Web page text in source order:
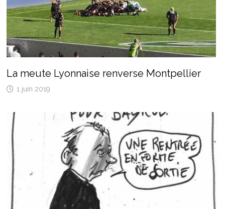
La meute Lyonnaise renverse Montpellier
1 juin 2019